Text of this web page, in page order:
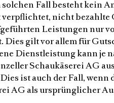
Fall besteht kein
nicht
Leistungen nur
gilt vor allem für
Dienstleistung kann je
Schaukäserei AG
ist auch der Fall,
AG als ursprünglicher